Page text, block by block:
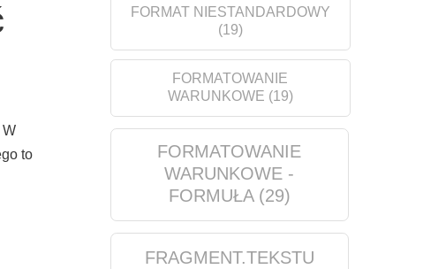
W
to
FORMAT NIESTANDARDOWY
(19)
FORMATOWANIE
WARUNKOWE (19)
FORMATOWANIE
WARUNKOWE -
FORMUŁA(29)
FRAGMENT.TEKSTU